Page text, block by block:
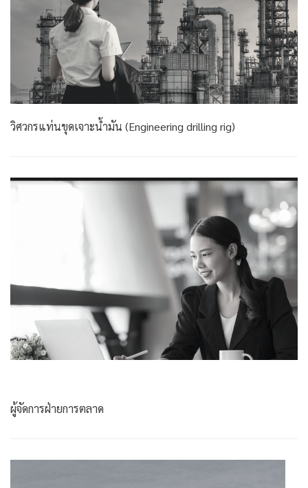
วิศวกรแท่นขุดเจาะน้ำมัน (Engineering drilling rig)
ผู้จัดการฝ่ายการตลาด